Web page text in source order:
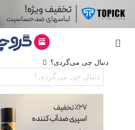
دنبال چی می‌گردی؟